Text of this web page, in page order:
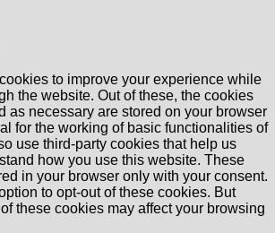
to improve your experience while
the website. Out of these, the cookies
as necessary are stored on your browser
for the working of basic functionalities of
use third-party cookies that help us
how you use this website. These
in your browser only with your consent.
to opt-out of these cookies. But
these cookies may affect your browsing